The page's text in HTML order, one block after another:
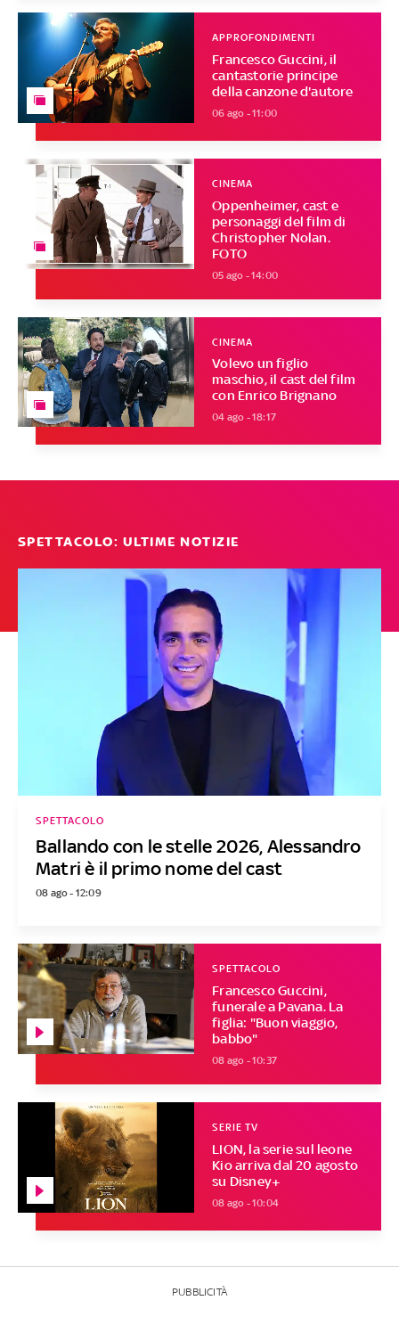
Francesco Guccini, il
cantastorie principe
della canzone d'autore
APPROFONDIMENTI
06 ago - 11:00
Oppenheimer, cast e
personaggi del film di
Christopher Nolan.
FOTO
CINEMA
05 ago - 14:00
Volevo un figlio
maschio, il cast del film
con Enrico Brignano
CINEMA
04 ago - 18:17
SPETTACOLO: ULTIME NOTIZIE
Ballando con le stelle 2026, Alessandro
Matri è il primo nome del cast
SPETTACOLO
08 ago - 12:09
Francesco Guccini,
funerale a Pavana. La
figlia: "Buon viaggio,
babbo"
SPETTACOLO
08 ago - 10:37
LION, la serie sul leone
Kio arriva dal 20 agosto
su Disney+
SERIE TV
08 ago - 10:04
PUBBLICITÀ